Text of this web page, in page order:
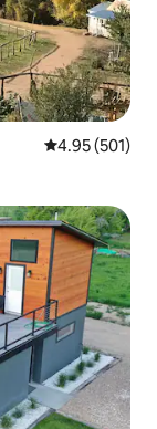
レビュー501
4.95 (501)